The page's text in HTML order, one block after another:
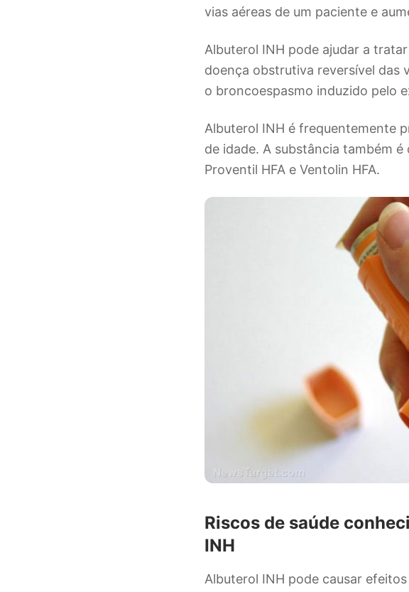
vias aéreas de um paciente e
Albuterol INH pode ajudar a
doença obstrutiva reversível das
o broncoespasmo induzido pelo
Albuterol INH é frequentemente
de idade. A substância também é
Proventil HFA e Ventolin HFA.
Riscos de saúde
INH
Albuterol INH pode causar